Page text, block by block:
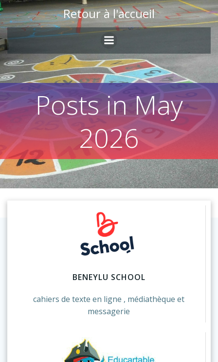
Skip
to
content
Retour à l'accueil
Posts in May
2026
BENEYLU SCHOOL
cahiers de texte en ligne , médiathèque et
messagerie